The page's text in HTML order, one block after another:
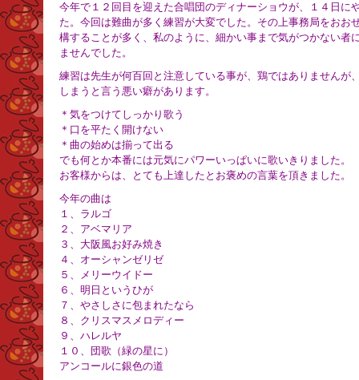
今年で１２回目を迎えた合唱団のディナーショウが、１４日に
た。今回は難曲が多く練習が大変でした。その上事務局をおお
構することが多く、私のように、細かい事まで気がつかない者
ませんでした。
練習は先生が何百回と注意している事が、鶏ではありません
しまうと言う悪い癖があります。
＊気をつけてしっかり歌う
＊口を平たく開けない
＊曲の始めは揃って出る
でも何とか本番には元気にパワーいっぱいに歌いきりました。
お客様からは、とても上達したとお褒めの言葉を頂きました。
今年の曲は
１、ラルゴ
２、アベマリア
３、大阪風お好み焼き
４、オーシャンゼリゼ
５、メリーウイドー
６、明日というひが
７、やさしさに包まれたなら
８、クリスマスメロディー
９、ハレルヤ
１０、団歌（緑の星に）
アンコールに銀色の道